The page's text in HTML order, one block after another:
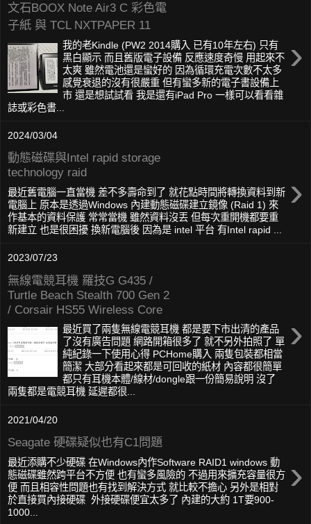
文石BOOX Note Air3 C 彩色電
子紙 與 TCL NXTPAPER 11
›
我的老Kindle (PW2 2014購入 已有10年左右) 只有
黑白顯示 而且舊版電子設備 反應速度奇慢 用起來不
太爽 雖然電池還是蠻好的 因為循環充電次數不太多
感覺衰退的沒有很嚴重 但有蠻多新的電子書設備上
市 還是想試試看 我是還有iPad Pro 一樣可以看看雜
誌或彩色書...
2024/03/04
動態磁碟與Intel rapid storage
technology raid
›
最近舊電腦一直當機 差不多壽命到了 就花點時間將轉換資料到新
電腦上 原本是透過Windows 內建動態磁碟建立鏡像 (Raid 1) 來
作基本的資料保護 常常當機 雖然資料沒丟 但每次重開機都要重
新建立 也是很困擾 換新電腦後 因為是 intel 平台 有Intel rapid ...
2023/07/23
無線電競耳機 羅技G G435 /
Turtle Beach Stealth 700 Gen 2
/ Corsair HS55 Wireless Core
›
最近買了兩隻無線電競耳機 都是要下市出清的產品
了沒有廣告問題 網路開箱很多了 就不另外拍照了 單
純紀錄一下使用心得 PCHome購入 兩隻包裝都相當
簡潔 大部分看起來都是可回收的紙材 內容都很簡單
都只有耳機本體/線材/dongle跟一份簡易說明 沒了
兩隻都是電競耳機 延遲都很...
2021/04/20
Seagate 硬碟疑似也有C1問題
›
最近添購不少硬碟 在Windows內作Software RAID1 windows 動
態磁碟雖然跨平台不方便 也有蠻多風險的 不過用來擴充容量很方
便 而且相容性問題也有找到解決方式 就比較不擔心 另外是相對
於直接買內接硬碟 外接硬碟便宜太多了 內建的大約 1T要900-
1000...